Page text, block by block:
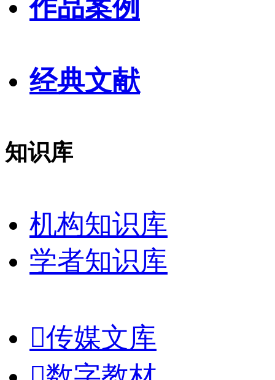
作品案例
经典文献
知识库
机构知识库
学者知识库
传媒文库